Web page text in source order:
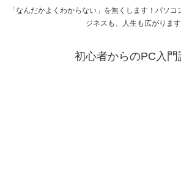
「なんだかよくわからない」を無くします！パソ
ジネスも、人生も広がります
初心者からのPC入門